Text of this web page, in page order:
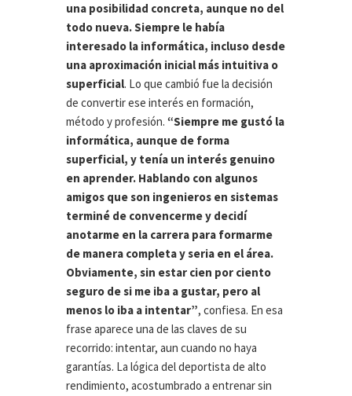
una posibilidad concreta, aunque no del
todo nueva. Siempre le había
interesado la informática, incluso desde
una aproximación inicial más intuitiva o
superficial. Lo que cambió fue la decisión
de convertir ese interés en formación,
método y profesión. “Siempre me gustó la
informática, aunque de forma
superficial, y tenía un interés genuino
en aprender. Hablando con algunos
amigos que son ingenieros en sistemas
terminé de convencerme y decidí
anotarme en la carrera para formarme
de manera completa y seria en el área.
Obviamente, sin estar cien por ciento
seguro de si me iba a gustar, pero al
menos lo iba a intentar”, confiesa. En esa
frase aparece una de las claves de su
recorrido: intentar, aun cuando no haya
garantías. La lógica del deportista de alto
rendimiento, acostumbrado a entrenar sin